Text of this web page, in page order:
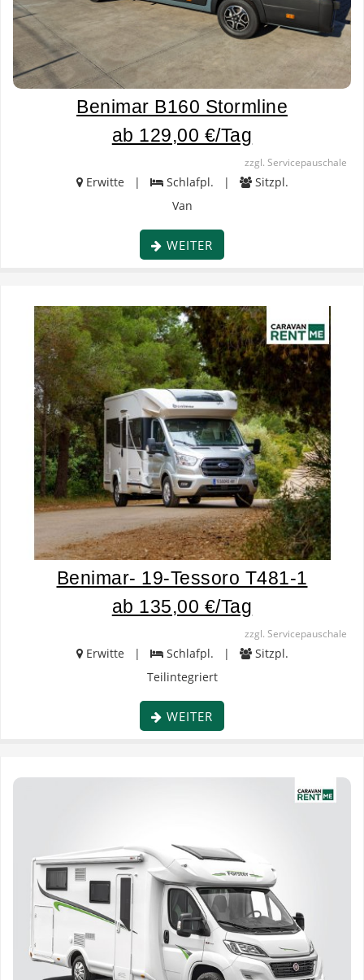
Benimar B160 Stormline
ab 129,00 €/Tag
zzgl. Servicepauschale
Erwitte | Schlafpl. |
Sitzpl.
Van
WEITER
Benimar- 19-Tessoro T481-1
ab 135,00 €/Tag
zzgl. Servicepauschale
Erwitte | Schlafpl. |
Sitzpl.
Teilintegriert
WEITER